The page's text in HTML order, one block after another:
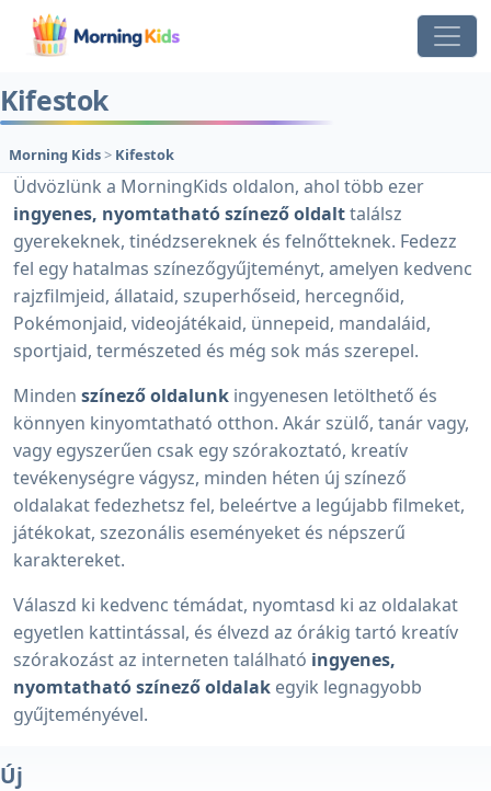
Kifestok
Morning Kids> Kifestok
Üdvözlünk a MorningKids oldalon, ahol több ezer
ingyenes, nyomtatható színező oldalttalálsz
gyerekeknek, tinédzsereknek és felnőtteknek. Fedezz
fel egy hatalmas színezőgyűjteményt, amelyen kedvenc
rajzfilmjeid, állataid, szuperhőseid, hercegnőid,
Pokémonjaid, videojátékaid, ünnepeid, mandaláid,
sportjaid, természeted és még sok más szerepel.
Minden színező oldalunk ingyenesen letölthető és
könnyen kinyomtatható otthon. Akár szülő, tanár vagy,
vagy egyszerűen csak egy szórakoztató, kreatív
tevékenységre vágysz, minden héten új színező
oldalakat fedezhetsz fel, beleértve a legújabb filmeket,
játékokat, szezonális eseményeket és népszerű
karaktereket.
Válaszd ki kedvenc témádat, nyomtasd ki az oldalakat
egyetlen kattintással, és élvezd az órákig tartó kreatív
szórakozást az interneten található ingyenes,
nyomtatható színező oldalak egyik legnagyobb
gyűjteményével.
Új